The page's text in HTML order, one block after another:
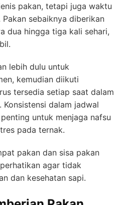
pakan, tetapi juga waktu
sebaiknya diberikan
dua hingga tiga kali sehari,
lebih dulu untuk
kemudian diikuti
tersedia setiap saat dalam
dalam jadwal
untuk menjaga nafsu
pada ternak.
pakan dan sisa pakan
agar tidak
dan kesehatan sapi.